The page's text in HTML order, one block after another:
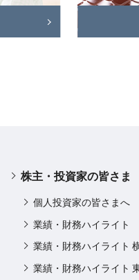
株主・投資家の皆さま
個人投資家の皆さまへ
業績・財務ハイライト
業績・財務ハイライト
業績・財務ハイライト